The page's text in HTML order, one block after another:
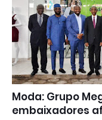
Moda: Grupo
embaixadores